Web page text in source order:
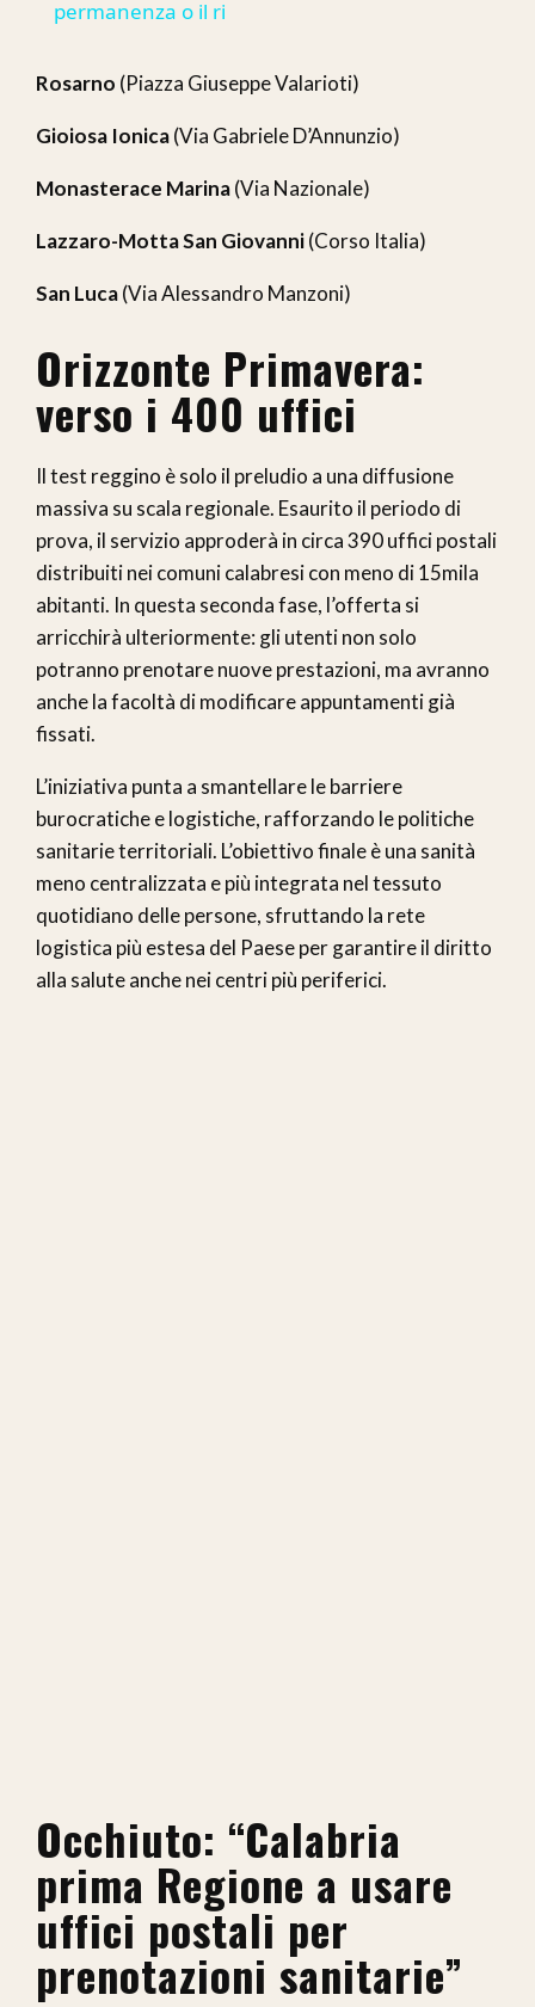
permanenza o il ri
Rosarno (Piazza Giuseppe Valarioti)
Gioiosa Ionica(Via Gabriele D’Annunzio)
Monasterace Marina(Via Nazionale)
Lazzaro-Motta San Giovanni(Corso Italia)
San Luca(Via Alessandro Manzoni)
Orizzonte Primavera:
verso i 400 uffici
Il test reggino è solo il preludio a una diffusione
massiva su scala regionale. Esaurito il periodo di
prova, il servizio approderà in circa 390 uffici postali
distribuiti nei comuni calabresi con meno di 15mila
abitanti. In questa seconda fase, l’offerta si
arricchirà ulteriormente: gli utenti non solo
potranno prenotare nuove prestazioni, ma avranno
anche la facoltà di modificare appuntamenti già
fissati.
L’iniziativa punta a smantellare le barriere
burocratiche e logistiche, rafforzando le politiche
sanitarie territoriali. L’obiettivo finale è una sanità
meno centralizzata e più integrata nel tessuto
quotidiano delle persone, sfruttando la rete
logistica più estesa del Paese per garantire il diritto
alla salute anche nei centri più periferici.
Occhiuto: “Calabria
prima Regione a usare
uffici postali per
prenotazioni sanitarie”